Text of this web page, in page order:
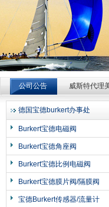
上海申思特自动化设备有限公司
公司公告
威斯特代理
威斯特代理
威斯特代理
德国宝德burkert办事处
Burkert宝德电磁阀
Burkert宝德角座阀
Burkert宝德比例电磁阀
Burkert宝德膜片阀/隔膜阀
宝德Burkert传感器/流量计